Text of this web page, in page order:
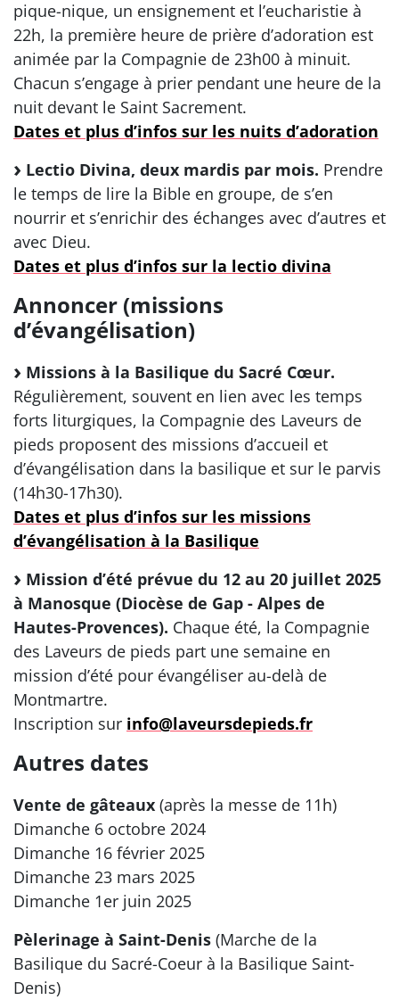
pique-nique, un ensignement et l’eucharistie à
22h, la première heure de prière d’adoration est
animée par la Compagnie de 23h00 à minuit.
Chacun s’engage à prier pendant une heure de la
nuit devant le Saint Sacrement.
Dates et plus d’infos sur les nuits d’adoration
Lectio Divina, deux mardis par mois. Prendre
le temps de lire la Bible en groupe, de s’en
nourrir et s’enrichir des échanges avec d’autres et
avec Dieu.
Dates et plus d’infos sur la lectio divina
Annoncer (missions
d’évangélisation)
Missions à la Basilique du Sacré Cœur.
Régulièrement, souvent en lien avec les temps
forts liturgiques, la Compagnie des Laveurs de
pieds proposent des missions d’accueil et
d’évangélisation dans la basilique et sur le parvis
(14h30-17h30).
Dates et plus d’infos sur les missions
d’évangélisation à la Basilique
Mission d’été prévue du 12 au 20 juillet 2025
à Manosque (Diocèse de Gap - Alpes de
Hautes-Provences). Chaque été, la Compagnie
des Laveurs de pieds part une semaine en
mission d’été pour évangéliser au-delà de
Montmartre.
Inscription sur info@laveursdepieds.fr
Autres dates
Vente de gâteaux (après la messe de 11h)
Dimanche 6 octobre 2024
Dimanche 16 février 2025
Dimanche 23 mars 2025
Dimanche 1er juin 2025
Pèlerinage à Saint-Denis (Marche de la
Basilique du Sacré-Coeur à la Basilique Saint-
Denis)